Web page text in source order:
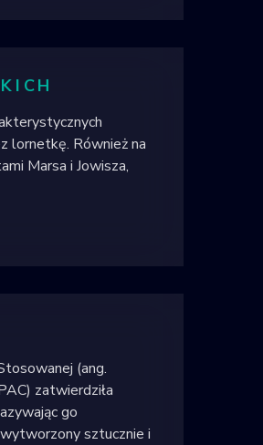
lornetkę. Również na
Marsa i Jowisza,
(ang.
zatwierdziła
go
sztucznie i